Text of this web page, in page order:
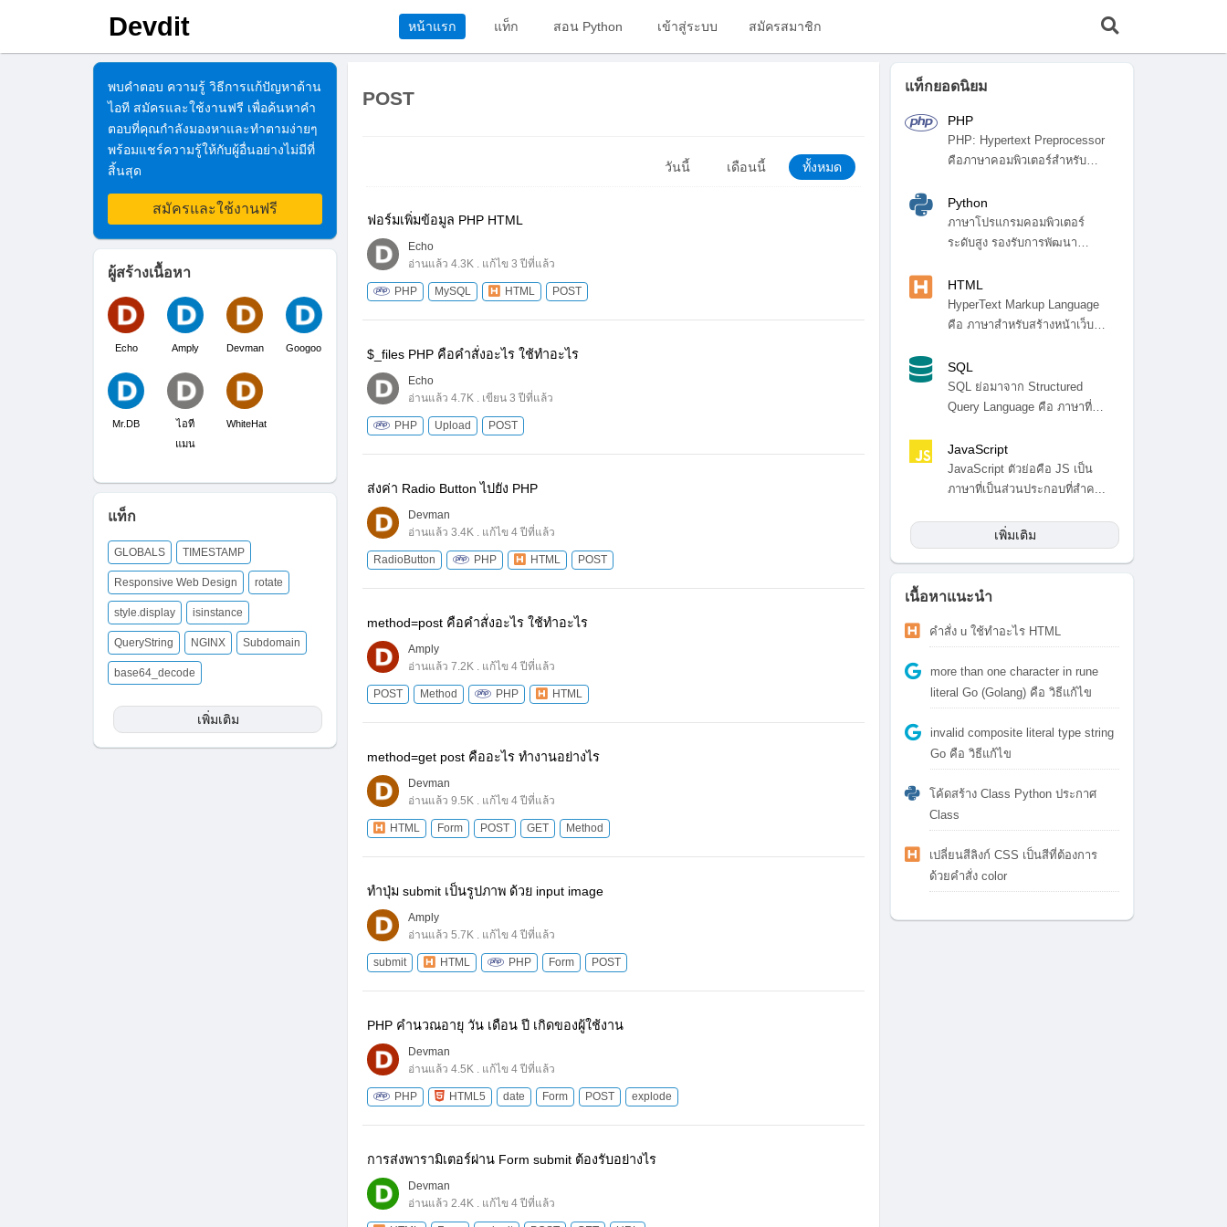
Devdit หน้าแรก แท็ก สอน Python เข้าสู่ระบบ สมัครสมาชิก
พบคำตอบ ความรู้ วิธีการแก้ปัญหาด้าน
ไอที สมัครและใช้งานฟรี เพื่อค้นหาคำ
ตอบที่คุณกำลังมองหาและทำตามง่ายๆ
พร้อมแชร์ความรู้ให้กับผู้อื่นอย่างไม่มีที่
สิ้นสุด
สมัครและใช้งานฟรี
ผู้สร้างเนื้อหา
Echo Amply Devman Googoo
Mr.DB
ไอที
แมน
WhiteHat
แท็ก
GLOBALS TIMESTAMP
Responsive Web Design rotate
style.display isinstance
QueryString NGINX Subdomain
base64_decode
เพิ่มเติม
POST
ทั้งหมด
เดือนนี้
วันนี้
ฟอร์มเพิ่มข้อมูล PHP HTML
Echo
อ่านแล้ว 4.3K . แก้ไข 3 ปีที่แล้ว
PHP MySQL HTML POST
$_files PHP คือคำสั่งอะไร ใช้ทำอะไร
Echo
อ่านแล้ว 4.7K . เขียน 3 ปีที่แล้ว
PHP Upload POST
ส่งค่า Radio Button ไปยัง PHP
Devman
อ่านแล้ว 3.4K . แก้ไข 4 ปีที่แล้ว
RadioButton PHP HTML POST
method=post คือคำสั่งอะไร ใช้ทำอะไร
Amply
อ่านแล้ว 7.2K . แก้ไข 4 ปีที่แล้ว
POST Method PHP HTML
method=get post คืออะไร ทำงานอย่างไร
Devman
อ่านแล้ว 9.5K . แก้ไข 4 ปีที่แล้ว
HTML Form POST GET Method
ทำปุ่ม submit เป็นรูปภาพ ด้วย input image
Amply
อ่านแล้ว 5.7K . แก้ไข 4 ปีที่แล้ว
submit HTML PHP Form POST
PHP คํานวณอายุ วัน เดือน ปี เกิดของผู้ใช้งาน
Devman
อ่านแล้ว 4.5K . แก้ไข 4 ปีที่แล้ว
PHP HTML5 date Form POST explode
การส่งพารามิเตอร์ผ่าน Form submit ต้องรับอย่างไร
Devman
อ่านแล้ว 2.4K . แก้ไข 4 ปีที่แล้ว
แท็กยอดนิยม
PHP
PHP: Hypertext Preprocessor
คือภาษาคอมพิวเตอร์สำหรับ
Python
ภาษาโปรแกรมคอมพิวเตอร์
ระดับสูง รองรับการพัฒนา
HTML
HyperText Markup Language
คือ ภาษาสำหรับสร้างหน้าเว็บ
SQL
SQL ย่อมาจาก Structured
Query Language คือ ภาษาที่ใช้
JavaScript
JavaScript ตัวย่อคือ JS เป็น
ภาษาที่เป็นส่วนประกอบที่สำค...
เพิ่มเติม
เนื้อหาแนะนำ
คำสั่ง u ใช้ทำอะไร HTML
more than one character in rune
literal Go (Golang) คือ วิธีแก้ไข
invalid composite literal type string
Go คือ วิธีแก้ไข
โค้ดสร้าง Class Python ประกาศ
Class
เปลี่ยนสีลิงก์ CSS เป็นสีที่ต้องการ
ด้วยคำสั่ง color